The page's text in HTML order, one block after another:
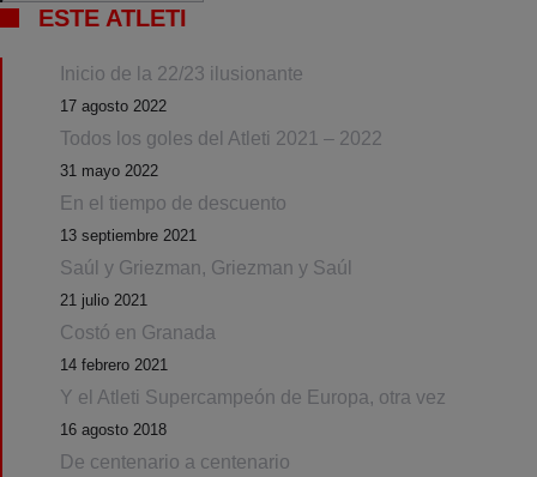
ESTE ATLETI
Inicio de la 22/23 ilusionante
17 agosto 2022
Todos los goles del Atleti 2021 – 2022
31 mayo 2022
En el tiempo de descuento
13 septiembre 2021
Saúl y Griezman, Griezman y Saúl
21 julio 2021
Costó en Granada
14 febrero 2021
Y el Atleti Supercampeón de Europa, otra vez
16 agosto 2018
De centenario a centenario